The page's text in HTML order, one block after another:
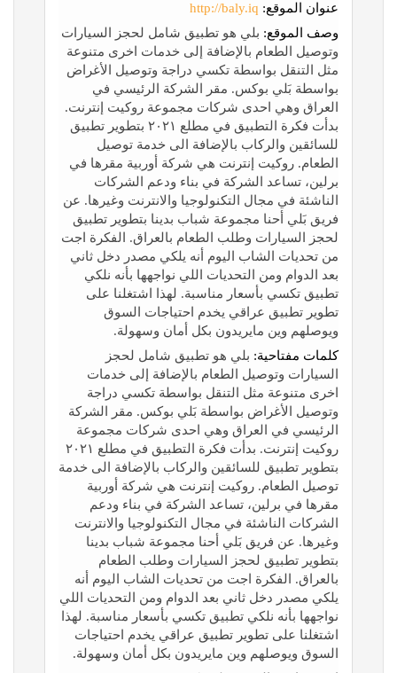
عنوان الموقع: http://baly.iq
وصف الموقع: بلي هو تطبيق شامل لحجز السيارات
وتوصيل الطعام بالإضافة إلى خدمات اخرى متنوعة
مثل التنقل بواسطة تكسي دراجة وتوصيل الأغراض
بواسطة بَلي بوكس. مقر الشركة الرئيسي في
العراق وهي احدى شركات مجموعة روكيت إنترنت.
بدأت فكرة التطبيق في مطلع ٢٠٢١ بتطوير تطبيق
للسائقين والركاب بالإضافة الى خدمة توصيل
الطعام. روكيت إنترنت هي شركة أوربية مقرها في
برلين، تساعد الشركة في بناء ودعم الشركات
الناشئة في مجال التكنولوجيا والانترنت وغيرها. عن
فريق بَلي أحنا مجموعة شباب بدينا بتطوير تطبيق
لحجز السيارات وطلب الطعام بالعراق. الفكرة اجت
من تحديات الشاب اليوم أنه يلكي مصدر دخل ثاني
بعد الدوام ومن التحديات اللي نواجهها بأنه نلكي
تطبيق تكسي بأسعار مناسبة. لهذا اشتغلنا على
تطوير تطبيق عراقي يخدم احتياجات السوق
ويوصلهم وين مايريدون بكل أمان وسهولة.
كلمات مفتاحية: بلي هو تطبيق شامل لحجز
السيارات وتوصيل الطعام بالإضافة إلى خدمات
اخرى متنوعة مثل التنقل بواسطة تكسي دراجة
وتوصيل الأغراض بواسطة بَلي بوكس. مقر الشركة
الرئيسي في العراق وهي احدى شركات مجموعة
روكيت إنترنت. بدأت فكرة التطبيق في مطلع ٢٠٢١
بتطوير تطبيق للسائقين والركاب بالإضافة الى خدمة
توصيل الطعام. روكيت إنترنت هي شركة أوربية
مقرها في برلين، تساعد الشركة في بناء ودعم
الشركات الناشئة في مجال التكنولوجيا والانترنت
وغيرها. عن فريق بَلي أحنا مجموعة شباب بدينا
بتطوير تطبيق لحجز السيارات وطلب الطعام
بالعراق. الفكرة اجت من تحديات الشاب اليوم أنه
يلكي مصدر دخل ثاني بعد الدوام ومن التحديات اللي
نواجهها بأنه نلكي تطبيق تكسي بأسعار مناسبة. لهذا
اشتغلنا على تطوير تطبيق عراقي يخدم احتياجات
السوق ويوصلهم وين مايريدون بكل أمان وسهولة.